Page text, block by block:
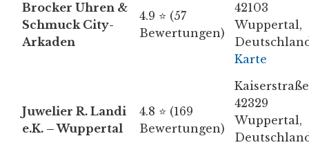
Brocker Uhren &
Schmuck City-
Arkaden
4.9 ⭐ (57
Bewertungen)
42103
Wuppertal,
Karte
Juwelier R. Landi
e.K. – Wuppertal
4.8 ⭐ (169
Bewertungen)
Kaiserstraße
42329
Wuppertal,